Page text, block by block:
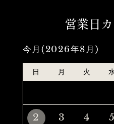
営業日
今月(2026年8月)
日 月 火
2
3 4 5